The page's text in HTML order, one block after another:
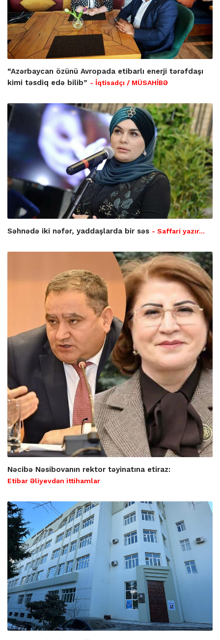
“Azərbaycan özünü Avropada etibarlı enerji tərəfdaşı
kimi təsdiq edə bilib” - İqtisadçı / MÜSAHİBƏ
Səhnədə iki nəfər, yaddaşlarda bir səs - Saffari yazır…
Nəcibə Nəsibovanın rektor təyinatına etiraz:
Etibar Əliyevdən ittihamlar